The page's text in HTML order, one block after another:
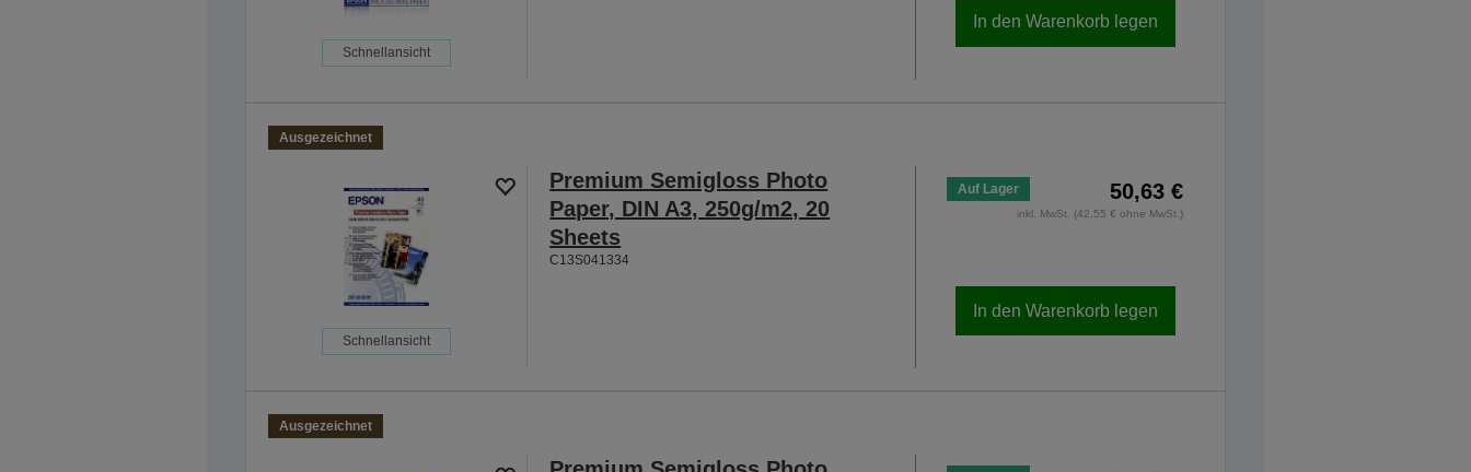
Schnellansicht
In den Warenkorb legen
Ausgezeichnet
Schnellansicht
Premium Semigloss Photo
Paper, DIN A3, 250g/m2, 20
Sheets
C13S041334
Auf Lager 50,63 €
inkl. MwSt. (42,55 € ohne MwSt.)
In den Warenkorb legen
Ausgezeichnet